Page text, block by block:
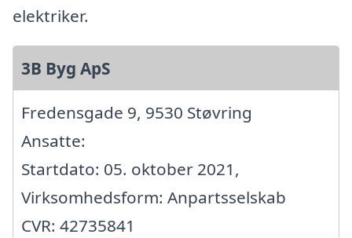
elektriker.
3B Byg ApS
Fredensgade 9, 9530 Støvring
Ansatte:
Startdato: 05. oktober 2021,
Virksomhedsform: Anpartsselskab
CVR: 42735841